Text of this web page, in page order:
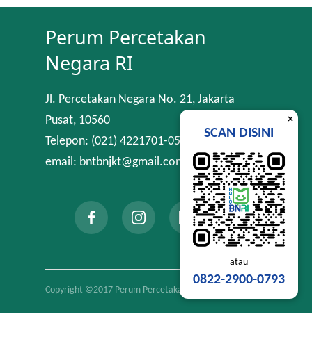
Perum Percetakan
Negara RI
Jl. Percetakan Negara No. 21, Jakarta
Pusat, 10560
Telepon: (021) 4221701-05
email: bntbnjkt@gmail.com
Copyright ©2017 Perum Percetakan Negara RI
×
SCAN DISINI
atau
0822-2900-0793